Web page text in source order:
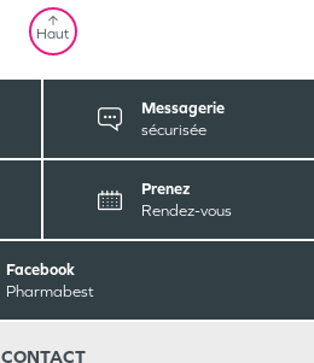
Haut
Messagerie
sécurisée
Prenez
Rendez-vous
Facebook
Pharmabest
CONTACT